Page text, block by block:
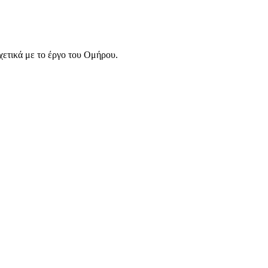
με το έργο του Ομήρου.